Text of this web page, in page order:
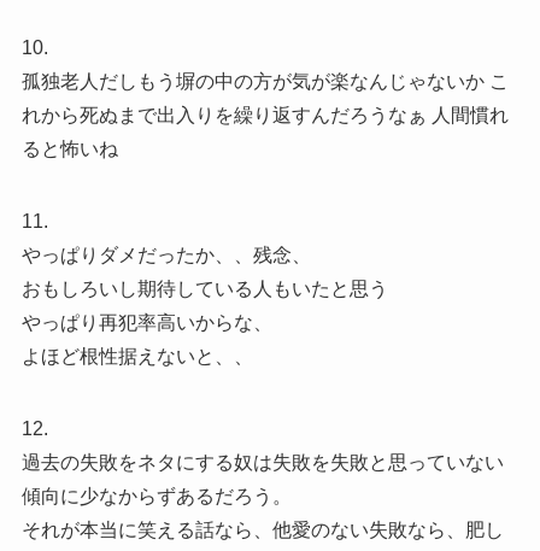
10.
孤独老人だしもう塀の中の方が気が楽なんじゃないか こ
れから死ぬまで出入りを繰り返すんだろうなぁ 人間慣れ
ると怖いね
11.
やっぱりダメだったか、、残念、
おもしろいし期待している人もいたと思う
やっぱり再犯率高いからな、
よほど根性据えないと、、
12.
過去の失敗をネタにする奴は失敗を失敗と思っていない
傾向に少なからずあるだろう。
それが本当に笑える話なら、他愛のない失敗なら、肥し